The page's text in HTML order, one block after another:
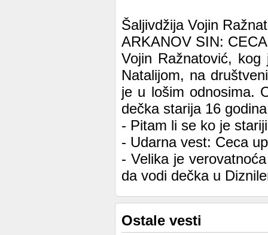
Šaljivdžija Vojin
ARKANOV SIN:
Vojin Ražnatović,
Natalijom, na
je u lošim odnosima.
dečka starija 16
- Pitam li se ko je
- Udarna vest: Ceca
- Velika je
da vodi dečka u
Ostale vesti